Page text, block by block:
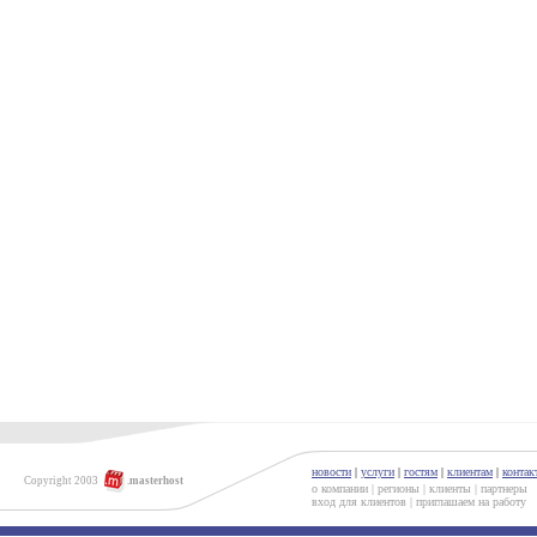
Copyright 2003 .masterhost
новости | услуги | гостям | клиентам |
о компании | регионы | клиенты | партнеры
вход для клиентов | приглашаем на работу